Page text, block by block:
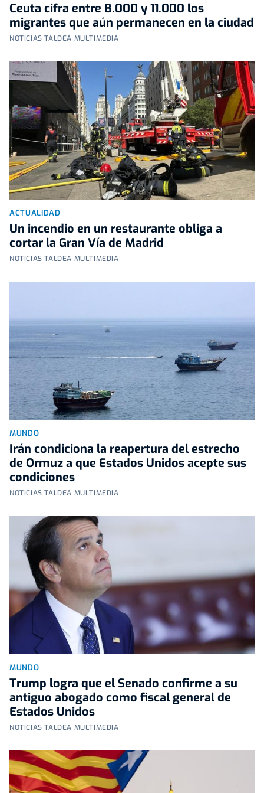
Ceuta cifra entre 8.000 y 11.000 los
migrantes que aún permanecen en la ciudad
NOTICIAS TALDEA MULTIMEDIA
ACTUALIDAD
Un incendio en un restaurante obliga a
cortar la Gran Vía de Madrid
NOTICIAS TALDEA MULTIMEDIA
MUNDO
Irán condiciona la reapertura del estrecho
de Ormuz a que Estados Unidos acepte sus
condiciones
NOTICIAS TALDEA MULTIMEDIA
MUNDO
Trump logra que el Senado confirme a su
antiguo abogado como fiscal general de
Estados Unidos
NOTICIAS TALDEA MULTIMEDIA